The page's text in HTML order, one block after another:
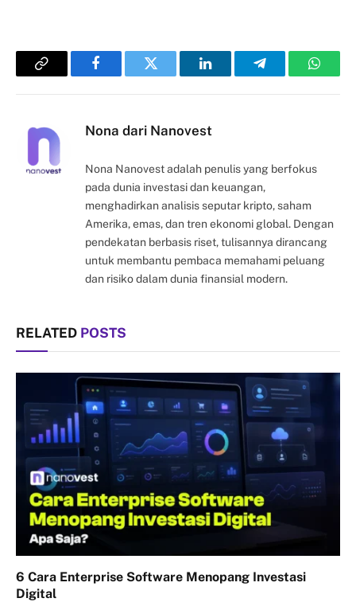
Copy
FacebookTwitter LinkedInTelegram
Nona dari Nanovest
Nona Nanovest adalah penulis yang berfokus
pada dunia investasi dan keuangan,
menghadirkan analisis seputar kripto, saham
Amerika, emas, dan tren ekonomi global. Dengan
pendekatan berbasis riset, tulisannya dirancang
untuk membantu pembaca memahami peluang
dan risiko dalam dunia finansial modern.
RELATED POSTS
6 Cara Enterprise Software Menopang Investasi
Digital